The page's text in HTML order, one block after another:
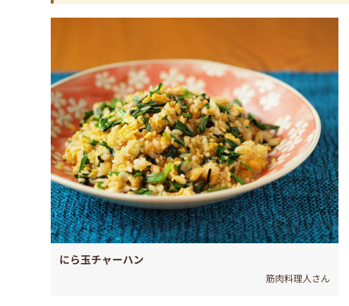
にら玉チャーハン
筋肉料理人さん